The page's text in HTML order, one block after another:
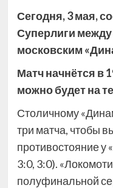
Сегодня, 3 мая,
Суперлиги между
московским
Матч начнётся в
можно будет на
Столичному
три матча, чтобы
противостояние у
3:0, 3:0).
полуфинальной